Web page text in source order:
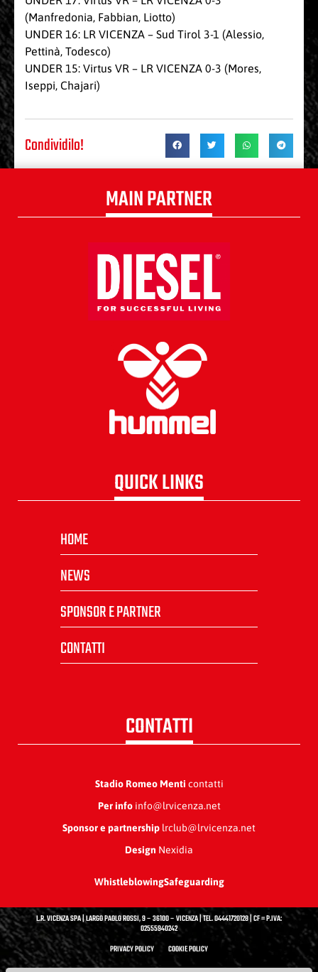
(Manfredonia, Fabbian, Liotto)
UNDER 16: LR VICENZA – Sud Tirol 3-1 (Alessio,
Pettinà, Todesco)
UNDER 15: Virtus VR – LR VICENZA 0-3 (Mores,
Iseppi, Chajari)
Condividilo!
MAIN PARTNER
QUICK LINKS
HOME
NEWS
SPONSOR E PARTNER
CONTATTI
CONTATTI
Stadio Romeo Menti contatti
Per infoinfo@lrvicenza.net
Sponsor e partnership lrclub@lrvicenza.net
Design Nexidia
WhistleblowingSafeguarding
L.R. VICENZA SPA | LARGO PAOLO ROSSI, 9 – 36100 – VICENZA | TEL. 04441720128 | CF = P.IVA:
02555940242
PRIVACY POLICY
COOKIE POLICY